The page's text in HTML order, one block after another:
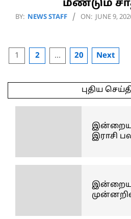
மீண்டும்
2026-
BY: NEWS STAFF ON: JUNE 9,
Posts
1 2 … 20 Next
புதிய
இன்றைய
இராசி
இன்றைய